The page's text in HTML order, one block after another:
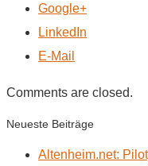
Google+
LinkedIn
E-Mail
Comments are closed.
Neueste Beiträge
Altenheim.net: